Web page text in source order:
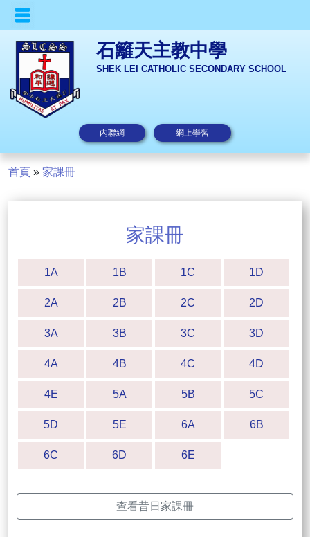
石籬天主教中學
SHEK LEI CATHOLIC SECONDARY SCHOOL
內聯網 網上學習
首頁 » 家課冊
家課冊
1A 1B 1C 1D
2A 2B 2C 2D
3A 3B 3C 3D
4A 4B 4C 4D
4E 5A 5B 5C
5D 5E 6A 6B
6C 6D 6E
查看昔日家課冊